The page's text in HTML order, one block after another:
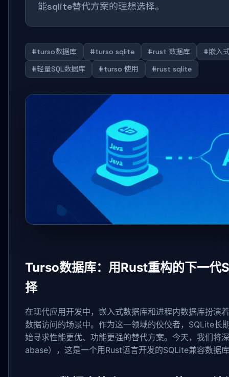
能sqlite替代方案的理想选择。
#turso数据库 #turso sqlite #rust 数据库
#嵌入
#轻量SQL数据库
#turso 使用 #rust sqlite
Turso数据库：用Rust重构的下一
择
在现代应用开发中，嵌入式数据库和进程内数据库扮演
数据访问的场景中。作为这一领域的佼佼者，SQLite长
始寻求性能更优、功能更强的替代方案。今天，我们
abase），这是一个用Rust语言开发的SQLite兼容数据